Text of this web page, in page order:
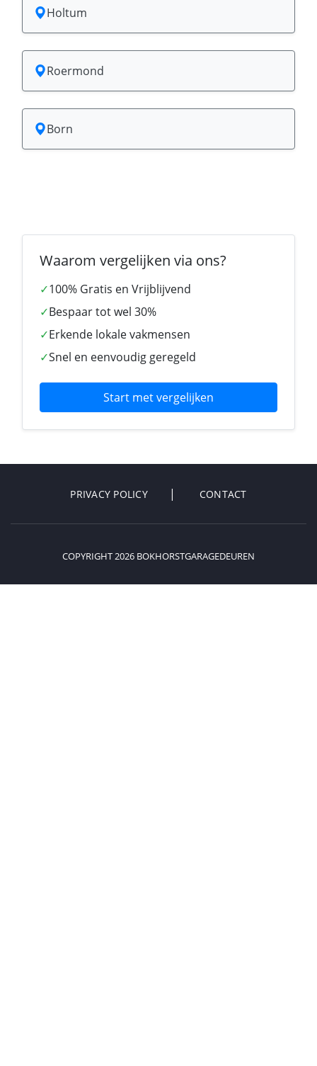
Holtum
Roermond
Born
Waarom vergelijken via ons?
✓100% Gratis en Vrijblijvend
✓Bespaar tot wel 30%
✓Erkende lokale vakmensen
✓Snel en eenvoudig geregeld
Start met vergelijken
PRIVACY POLICY CONTACT
COPYRIGHT 2026 BOKHORSTGARAGEDEUREN